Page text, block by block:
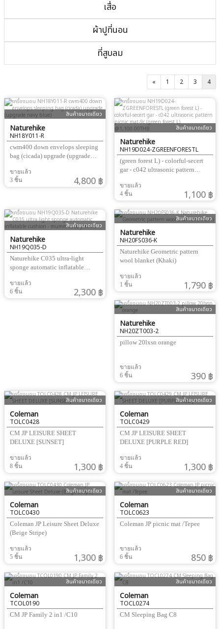
เสื่อ
ผ้าปูที่นอน
ที่สูบลม
« 1 2 3 4
สินค้าขนาดเดียว
Naturehike
NH18Y011-R
cwm400 down envelops sleeping
bag (cicada) upgrade (upgrade
ขายแล้ว
3 ชิ้น
4,800 ฿
สินค้าขนาดเดียว
Naturehike
NH19D024-ZGREENFORESTL
(green forest L) - colorful-secert
gar - c042 ultrasonic pattern
@1,100.00THB
ขายแล้ว
4 ชิ้น
1,100 ฿
สินค้าขนาดเดียว
Naturehike
NH19Q035-D
Naturehike C035 ultra-light
sponge automatic inflatable
ขายแล้ว
6 ชิ้น
2,300 ฿
สินค้าขนาดเดียว
Naturehike
NH20FS036-K
Naturehike Geometric pattern
wool blanket (Khaki)
ขายแล้ว
1 ชิ้น
1,790 ฿
สินค้าขนาดเดียว
Naturehike
NH20ZT003-2
pillow 20lxsn orange
ขายแล้ว
6 ชิ้น
390 ฿
สินค้าขนาดเดียว
Coleman
TOLC0428
CM JP LEISURE SHEET
DELUXE [SUNSET]
ขายแล้ว
8 ชิ้น
1,300 ฿
สินค้าขนาดเดียว
Coleman
TOLC0429
CM JP LEISURE SHEET
DELUXE [PURPLE RED]
ขายแล้ว
4 ชิ้น
1,300 ฿
สินค้าขนาดเดียว
Coleman
TOLC0430
Coleman JP Leisure Sheet Deluxe
(Beige Stripe)
ขายแล้ว
5 ชิ้น
1,300 ฿
สินค้าขนาดเดียว
Coleman
TOLC0623
Coleman JP picnic mat /Tepee
ขายแล้ว
6 ชิ้น
850 ฿
สินค้าขนาดเดียว
Coleman
TCOL0190
CM JP Family 2 in1 /C10
สินค้าขนาดเดียว
Coleman
TOCL0274
CM Sleeping Bag C8